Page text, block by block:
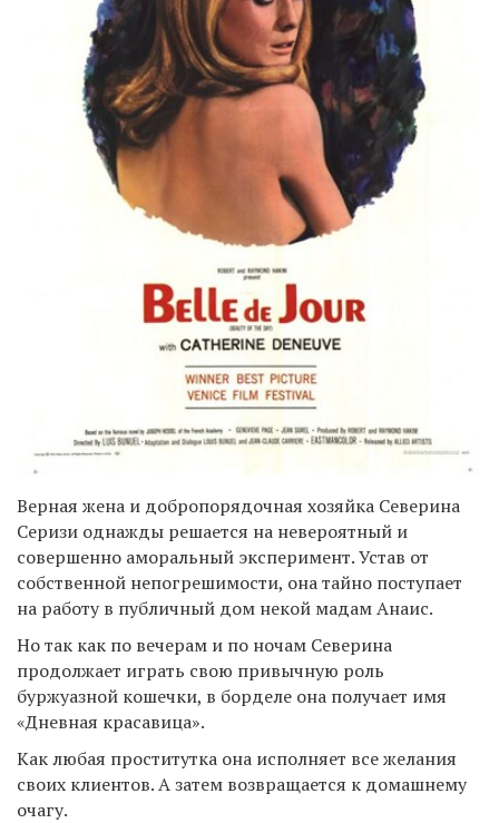
Верная жена и добропорядочная хозяйка Северина
Серизи однажды решается на невероятный и
совершенно аморальный эксперимент. Устав от
собственной непогрешимости, она тайно поступает
на работу в публичный дом некой мадам Анаис.
Но так как по вечерам и по ночам Северина
продолжает играть свою привычную роль
буржуазной кошечки, в борделе она получает имя
«Дневная красавица».
Как любая проститутка она исполняет все желания
своих клиентов. А затем возвращается к домашнему
очагу.